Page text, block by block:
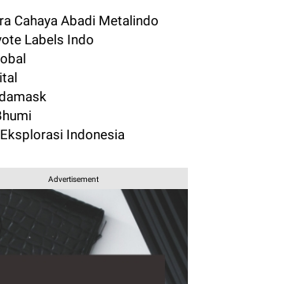
Cahaya Abadi Metalindo
Labels Indo
Indonesia
Advertisement